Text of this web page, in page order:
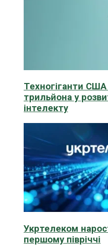
Техногіганти
трильйона у
інтелекту
Укртелеком
першому півріччі